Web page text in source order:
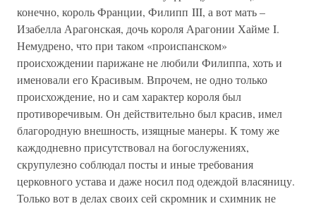
конечно, король Франции, Филипп III, а вот мать –
Изабелла Арагонская, дочь короля Арагонии Хайме I.
Немудрено, что при таком «происпанском»
происхождении парижане не любили Филиппа, хоть и
именовали его Красивым. Впрочем, не одно только
происхождение, но и сам характер короля был
противоречивым. Он действительно был красив, имел
благородную внешность, изящные манеры. К тому же
каждодневно присутствовал на богослужениях,
скрупулезно соблюдал посты и иные требования
церковного устава и даже носил под одеждой власяницу.
Только вот в делах своих сей скромник и схимник не